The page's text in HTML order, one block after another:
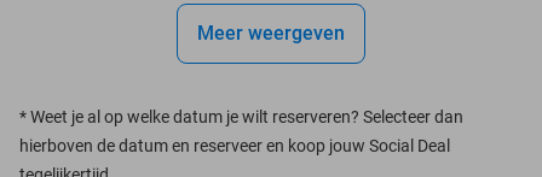
Meer weergeven
*Weet je al op welke datum je wilt reserveren? Selecteer dan
hierboven de datum en reserveer en koop jouw Social Deal